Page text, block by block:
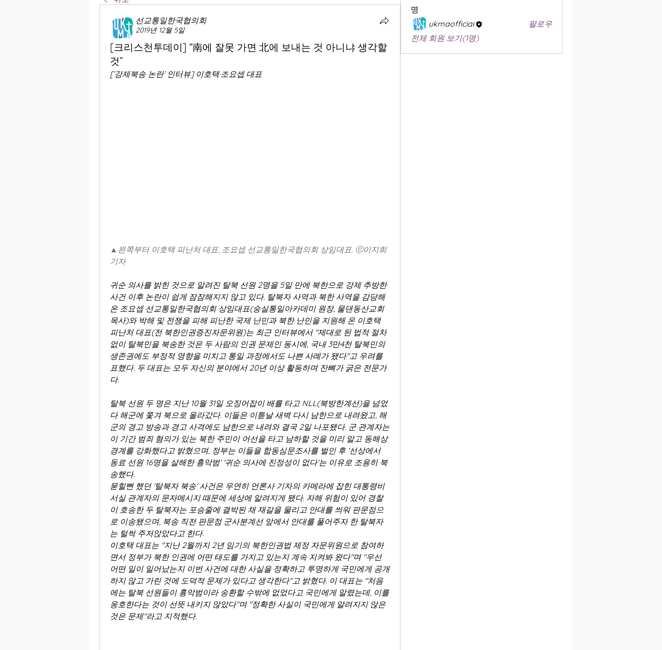
선교통일한국협의회
2019년 12월 5일
[크리스천투데이] “南에 잘못 가면 北에 보내는 것 아니냐 생각할
것”
[‘강제북송 논란’ 인터뷰] 이호택·조요셉 대표
▲왼쪽부터 이호택 피난처 대표, 조요셉 선교통일한국협의회 상임대표. ⓒ이지희
기자
귀순 의사를 밝힌 것으로 알려진 탈북 선원 2명을 5일 만에 북한으로 강제 추방한
사건 이후 논란이 쉽게 잠잠해지지 않고 있다. 탈북자 사역과 북한 사역을 감당해
온 조요셉 선교통일한국협의회 상임대표(숭실통일아카데미 원장, 물댄동산교회
목사)와 박해 및 전쟁을 피해 피난한 국제 난민과 북한 난민을 지원해 온 이호택
피난처 대표(전 북한인권증진자문위원)는 최근 인터뷰에서 "제대로 된 법적 절차
없이 탈북민을 북송한 것은 두 사람의 인권 문제인 동시에, 국내 3만4천 탈북민의
생존권에도 부정적 영향을 미치고 통일 과정에서도 나쁜 사례가 됐다"고 우려를
표했다. 두 대표는 모두 자신의 분야에서 20년 이상 활동하며 잔뼈가 굵은 전문가
다.
탈북 선원 두 명은 지난 10월 31일 오징어잡이 배를 타고 NLL(북방한계선)을 넘었
다 해군에 쫓겨 북으로 올라갔다. 이들은 이튿날 새벽 다시 남한으로 내려왔고, 해
군의 경고 방송과 경고 사격에도 남한으로 내려와 결국 2일 나포됐다. 군 관계자는
이 기간 범죄 혐의가 있는 북한 주민이 어선을 타고 남하할 것을 미리 알고 동해상
경계를 강화했다고 밝혔으며, 정부는 이들을 합동심문조사를 벌인 후 '선상에서
동료 선원 16명을 살해한 흉악범' '귀순 의사에 진정성이 없다'는 이유로 조용히 북
송했다.
묻힐뻔 했던 '탈북자 북송' 사건은 우연히 언론사 기자의 카메라에 잡힌 대통령비
서실 관계자의 문자메시지 때문에 세상에 알려지게 됐다. 자해 위험이 있어 경찰
이 호송한 두 탈북자는 포승줄에 결박된 채 재갈을 물리고 안대를 씌워 판문점으
로 이송됐으며, 북송 직전 판문점 군사분계선 앞에서 안대를 풀어주자 한 탈북자
는 털썩 주저앉았다고 한다.
이호택 대표는 "지난 2월까지 2년 임기의 북한인권법 제정 자문위원으로 참여하
면서 정부가 북한 인권에 어떤 태도를 가지고 있는지 계속 지켜봐 왔다"며 "우선
어떤 일이 일어났는지 이번 사건에 대한 사실을 정확하고 투명하게 국민에게 공개
하지 않고 가린 것에 도덕적 문제가 있다고 생각한다"고 밝혔다. 이 대표는 "처음
에는 탈북 선원들이 흉악범이라 송환할 수밖에 없었다고 국민에게 알렸는데, 이를
옹호한다는 것이 선뜻 내키지 않았다"며 "정확한 사실이 국민에게 알려지지 않은
것은 문제"라고 지적했다.
명
ukmaofficial
팔로우
전체 회원 보기(1명)